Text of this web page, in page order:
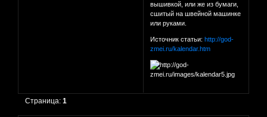
вышивкой, или же из бумаги,
сшитый на швейной машинке
или руками.
Источник статьи:http://god-
zmei.ru/kalendar.htm
Страница:1